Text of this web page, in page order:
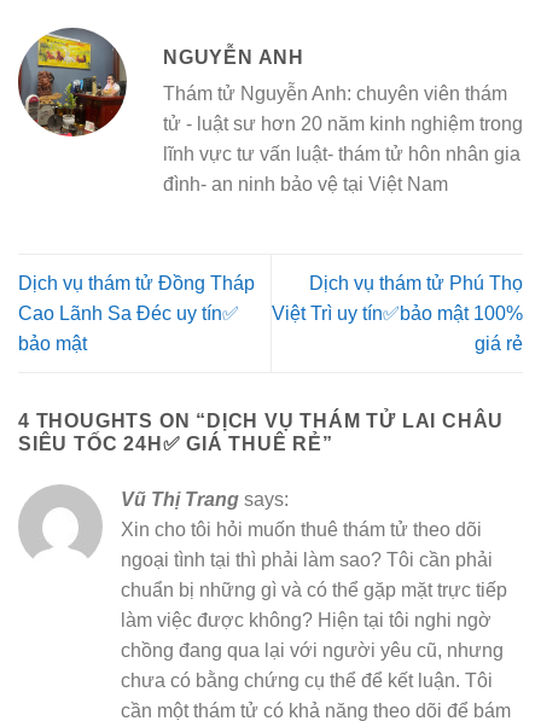
NGUYỄN ANH
Thám tử Nguyễn Anh: chuyên viên thám
tử - luật sư hơn 20 năm kinh nghiệm trong
lĩnh vực tư vấn luật- thám tử hôn nhân gia
đình- an ninh bảo vệ tại Việt Nam
Dịch vụ thám tử Đồng Tháp
Cao Lãnh Sa Đéc uy tín✅
bảo mật
Dịch vụ thám tử Phú Thọ
Việt Trì uy tín✅bảo mật 100%
giá rẻ
4 THOUGHTS ON “ DỊCH VỤ THÁM TỬ LAI CHÂU
SIÊU TỐC 24H✅ GIÁ THUÊ RẺ”
Vũ Thị Trang says:
Xin cho tôi hỏi muốn thuê thám tử theo dõi
ngoại tình tại thì phải làm sao? Tôi cần phải
chuẩn bị những gì và có thể gặp mặt trực tiếp
làm việc được không? Hiện tại tôi nghi ngờ
chồng đang qua lại với người yêu cũ, nhưng
chưa có bằng chứng cụ thể để kết luận. Tôi
cần một thám tử có khả năng theo dõi để bám